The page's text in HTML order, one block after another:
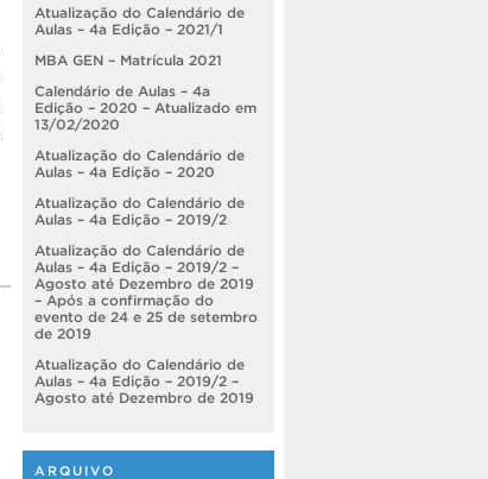
Atualização do Calendário de
Aulas – 4a Edição – 2021/1
MBA GEN – Matrícula 2021
Calendário de Aulas – 4a
Edição – 2020 – Atualizado em
13/02/2020
Atualização do Calendário de
Aulas – 4a Edição – 2020
Atualização do Calendário de
Aulas – 4a Edição – 2019/2
Atualização do Calendário de
Aulas – 4a Edição – 2019/2 –
Agosto até Dezembro de 2019
– Após a confirmação do
evento de 24 e 25 de setembro
de 2019
Atualização do Calendário de
Aulas – 4a Edição – 2019/2 –
Agosto até Dezembro de 2019
ARQUIVO